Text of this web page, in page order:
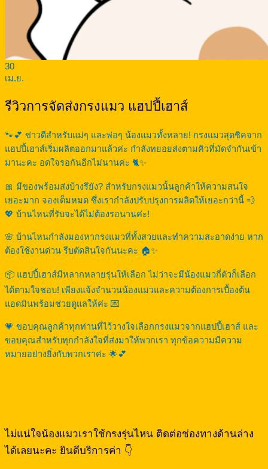
30
เม.ย.
รีวิวการจัดส่งกรงแมว แฮปปี้เฮาส์
🐾💕 ข่าวดีสำหรับแม่ๆ และพ่อๆ น้องแมวทั้งหลาย! กรงแมวสุดชิคจาก
แฮปปี้เฮาส์เริ่มผลิตออกมาแล้วค่ะ กำลังทยอยส่งตามคิวที่มัดจำกันเข้า
มานะคะ อดใจรอกันอีกไม่นานค่ะ 🐈✨
🎀 มีของพร้อมส่งบ้างรึยัง? สำหรับกรงแมวนั้นลูกค้าให้ความสนใจ
เยอะมาก จองเต็มหมด ซึ่งเรากำลังปรับปรุงการผลิตให้เยอะกว่านี้ 💨
💖 บ้านไหนที่รับจะได้ไม่ต้องรอนานค่ะ!
🌸 บ้านไหนกำลังมองหากรงแมวที่ทั้งสวยและทำความสะอาดง่าย หาก
ต้องใช้งานด่วน รีบตัดสินใจกันนะคะ 🏠✨
📦 แฮปปี้เฮาส์มีหลากหลายรุ่นให้เลือก ไม่ว่าจะมีน้องแมวกี่ตัวก็เลือก
ได้ตามใจชอบ! เพียงแจ้งจำนวนน้องแมวและความต้องการเบื้องต้น
แอดมินพร้อมช่วยดูแลให้ค่ะ 💌
💗 ขอบคุณลูกค้าทุกท่านที่ไว้วางใจเลือกกรงแมวจากแฮปปี้เฮาส์ และ
ขอบคุณสำหรับทุกกำลังใจที่ส่งมาให้พวกเรา ทุกข้อความมีความ
หมายอย่างยิ่งกับพวกเราค่ะ 🌟💕
ไม่แน่ใจน้องแมวเราใช้กรงรุ่นไหน ติดต่อช่องทางด้านล่าง
ได้เลยนะคะ ยินดีบริการค่า 👇